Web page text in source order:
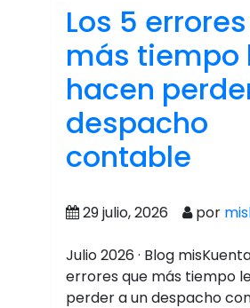
Los 5
más tiempo
hacen
despacho
contable
29 julio, 2026 por
Julio 2026 · Blog
errores que más tiempo
perder a un despacho